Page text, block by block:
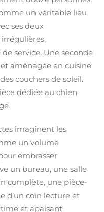
un véritable lieu
ses deux
service. Une seconde
aménagée en cuisine
couchers de soleil.
dédiée au chien
imaginent les
un volume
embrasser
un bureau, une salle
complète, une pièce-
d’un coin lecture et
et apaisant.